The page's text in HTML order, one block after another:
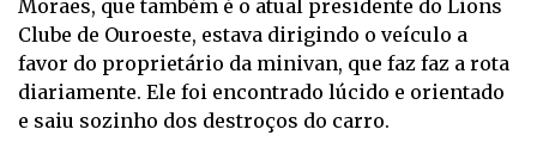
Moraes, que também é o atual presidente do Lions
Clube de Ouroeste, estava dirigindo o veículo a
favor do proprietário da minivan, que faz faz a rota
diariamente. Ele foi encontrado lúcido e orientado